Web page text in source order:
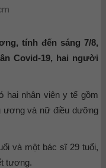
tính đến sáng 7/8,
Covid-19, hai người
hai nhân viên y tế gồm
ương và nữ điều dưỡng
và một bác sĩ 29 tuổi,
tương.